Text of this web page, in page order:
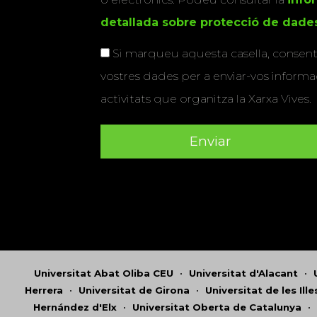
detallada sobre protecció de
Si marqueu aquesta casella,
vostres dades per a enviar-vos
activitats que organitza la Xarxa Vives.
Universitat Abat Oliba CEU • Universitat d'Alacant •
Herrera • Universitat de Girona • Universitat de les
Hernández d'Elx • Universitat Oberta de Catalunya •